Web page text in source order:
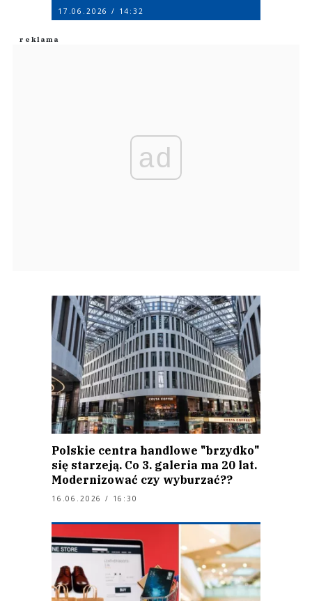
17.06.2026 / 14:32
ad
Polskie centra handlowe "brzydko"
się starzeją. Co 3. galeria ma 20 lat.
Modernizować czy wyburzać??
16.06.2026 / 16:30